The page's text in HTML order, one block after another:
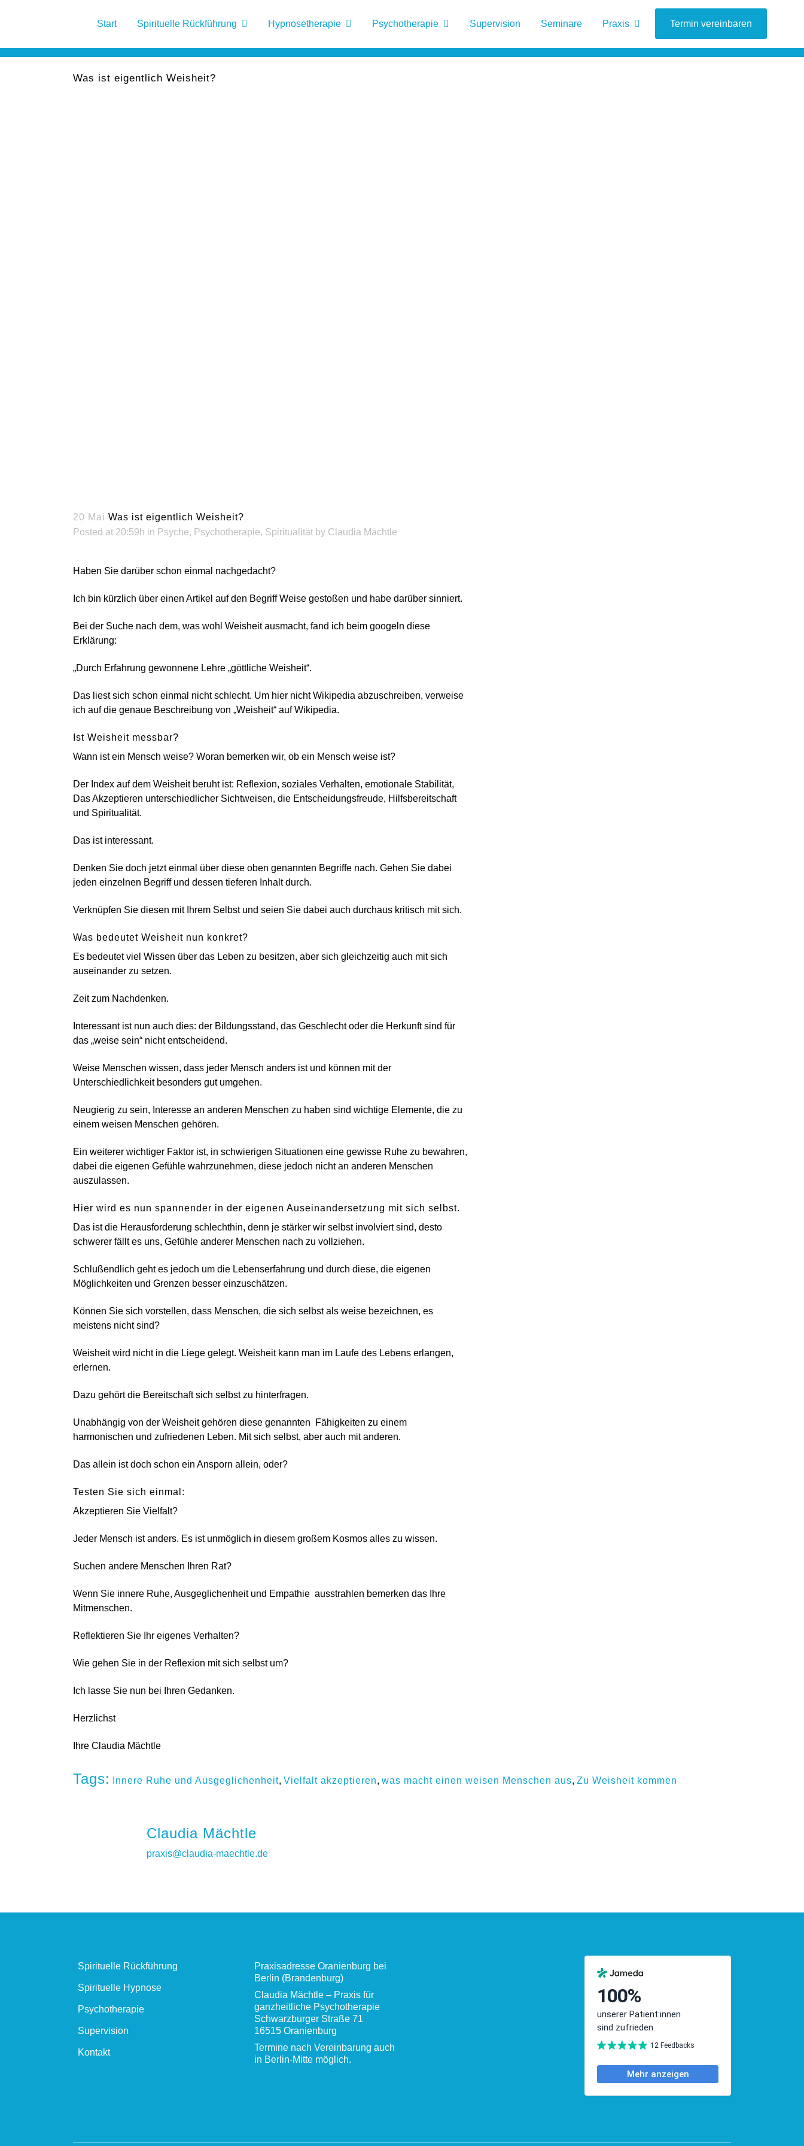
Termin vereinbaren
Start Spirituelle Rückführung Hypnosetherapie Psychotherapie Supervision Seminare Praxis Blog
Was ist eigentlich Weisheit?
20 Mai Was ist eigentlich Weisheit?
Posted at 20:59h in Psyche, Psychotherapie, Spiritualität by Claudia Mächtle
Haben Sie darüber schon einmal nachgedacht?
Ich bin kürzlich über einen Artikel auf den Begriff Weise gestoßen und habe darüber sinniert.
Bei der Suche nach dem, was wohl Weisheit ausmacht, fand ich beim googeln diese
Erklärung:
„Durch Erfahrung gewonnene Lehre „göttliche Weisheit“.
Das liest sich schon einmal nicht schlecht. Um hier nicht Wikipedia abzuschreiben, verweise
ich auf die genaue Beschreibung von „Weisheit“ auf Wikipedia.
Ist Weisheit messbar?
Wann ist ein Mensch weise? Woran bemerken wir, ob ein Mensch weise ist?
Der Index auf dem Weisheit beruht ist: Reflexion, soziales Verhalten, emotionale Stabilität,
Das Akzeptieren unterschiedlicher Sichtweisen, die Entscheidungsfreude, Hilfsbereitschaft
und Spiritualität.
Das ist interessant.
Denken Sie doch jetzt einmal über diese oben genannten Begriffe nach. Gehen Sie dabei
jeden einzelnen Begriff und dessen tieferen Inhalt durch.
Verknüpfen Sie diesen mit Ihrem Selbst und seien Sie dabei auch durchaus kritisch mit sich.
Was bedeutet Weisheit nun konkret?
Es bedeutet viel Wissen über das Leben zu besitzen, aber sich gleichzeitig auch mit sich
auseinander zu setzen.
Zeit zum Nachdenken.
Interessant ist nun auch dies: der Bildungsstand, das Geschlecht oder die Herkunft sind für
das „weise sein“ nicht entscheidend.
Weise Menschen wissen, dass jeder Mensch anders ist und können mit der
Unterschiedlichkeit besonders gut umgehen.
Neugierig zu sein, Interesse an anderen Menschen zu haben sind wichtige Elemente, die zu
einem weisen Menschen gehören.
Ein weiterer wichtiger Faktor ist, in schwierigen Situationen eine gewisse Ruhe zu bewahren,
dabei die eigenen Gefühle wahrzunehmen, diese jedoch nicht an anderen Menschen
auszulassen.
Hier wird es nun spannender in der eigenen Auseinandersetzung mit sich selbst.
Das ist die Herausforderung schlechthin, denn je stärker wir selbst involviert sind, desto
schwerer fällt es uns, Gefühle anderer Menschen nach zu vollziehen.
Schlußendlich geht es jedoch um die Lebenserfahrung und durch diese, die eigenen
Möglichkeiten und Grenzen besser einzuschätzen.
Können Sie sich vorstellen, dass Menschen, die sich selbst als weise bezeichnen, es
meistens nicht sind?
Weisheit wird nicht in die Liege gelegt. Weisheit kann man im Laufe des Lebens erlangen,
erlernen.
Dazu gehört die Bereitschaft sich selbst zu hinterfragen.
Unabhängig von der Weisheit gehören diese genannten Fähigkeiten zu einem
harmonischen und zufriedenen Leben. Mit sich selbst, aber auch mit anderen.
Das allein ist doch schon ein Ansporn allein, oder?
Testen Sie sich einmal:
Akzeptieren Sie Vielfalt?
Jeder Mensch ist anders. Es ist unmöglich in diesem großem Kosmos alles zu wissen.
Suchen andere Menschen Ihren Rat?
Wenn Sie innere Ruhe, Ausgeglichenheit und Empathie ausstrahlen bemerken das Ihre
Mitmenschen.
Reflektieren Sie Ihr eigenes Verhalten?
Wie gehen Sie in der Reflexion mit sich selbst um?
Ich lasse Sie nun bei Ihren Gedanken.
Herzlichst
Ihre Claudia Mächtle
Tags: Innere Ruhe und Ausgeglichenheit, Vielfalt akzeptieren, was macht einen weisen Menschen aus, Zu Weisheit kommen
Claudia Mächtle
praxis@claudia-maechtle.de
Spirituelle Rückführung
Spirituelle Hypnose
Psychotherapie
Supervision
Kontakt
Praxisadresse Oranienburg bei
Berlin (Brandenburg)
Claudia Mächtle – Praxis für
ganzheitliche Psychotherapie
Schwarzburger Straße 71
16515 Oranienburg
Termine nach Vereinbarung auch
in Berlin-Mitte möglich.